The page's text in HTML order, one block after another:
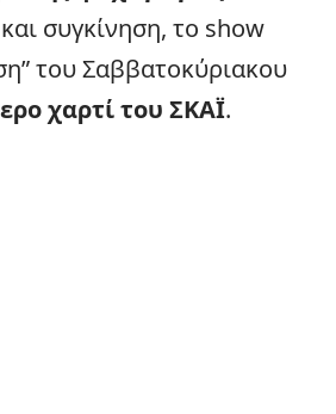
και συγκίνηση, το show
του Σαββατοκύριακου
χαρτί του ΣΚΑΪ.